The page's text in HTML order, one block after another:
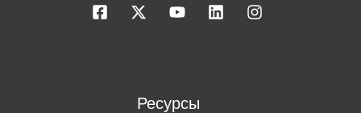
Ресурсы